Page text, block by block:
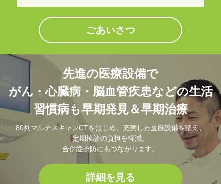
ごあいさつ
先進の医療設備で
がん・心臓病・脳血管疾患などの生活
習慣病も早期発見＆早期治療
80列マルチスキャンCTをはじめ、充実した医療設備を整え、
定期検診の負担を軽減。
合併症予防にもつながります。
詳細を見る